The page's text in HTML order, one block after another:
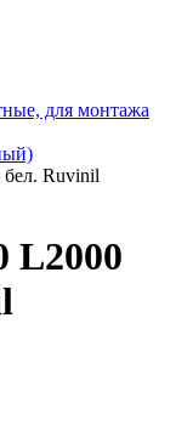
для монтажа
бел. Ruvinil
L2000